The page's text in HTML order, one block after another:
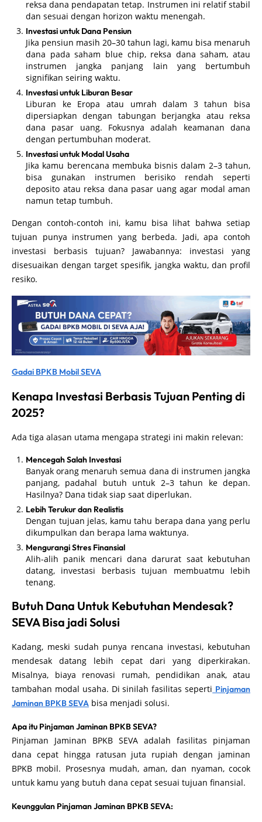
reksa dana pendapatan tetap. Instrumen ini relatif stabil
dan sesuai dengan horizon waktu menengah.
Investasi untuk Dana Pensiun
Jika pensiun masih 20–30 tahun lagi, kamu bisa menaruh
dana pada saham blue chip, reksa dana saham, atau
instrumen jangka panjang lain yang bertumbuh
signifikan seiring waktu.
Investasi untuk Liburan Besar
Liburan ke Eropa atau umrah dalam 3 tahun bisa
dipersiapkan dengan tabungan berjangka atau reksa
dana pasar uang. Fokusnya adalah keamanan dana
dengan pertumbuhan moderat.
Investasi untuk Modal Usaha
Jika kamu berencana membuka bisnis dalam 2–3 tahun,
bisa gunakan instrumen berisiko rendah seperti
deposito atau reksa dana pasar uang agar modal aman
namun tetap tumbuh.
Dengan contoh-contoh ini, kamu bisa lihat bahwa setiap
tujuan punya instrumen yang berbeda. Jadi, apa contoh
investasi berbasis tujuan? Jawabannya: investasi yang
disesuaikan dengan target spesifik, jangka waktu, dan profil
resiko.
Gadai BPKB Mobil SEVA
Kenapa Investasi Berbasis Tujuan Penting di
2025?
Ada tiga alasan utama mengapa strategi ini makin relevan:
Mencegah Salah Investasi
Banyak orang menaruh semua dana di instrumen jangka
panjang, padahal butuh untuk 2–3 tahun ke depan.
Hasilnya? Dana tidak siap saat diperlukan.
Lebih Terukur dan Realistis
Dengan tujuan jelas, kamu tahu berapa dana yang perlu
dikumpulkan dan berapa lama waktunya.
Mengurangi Stres Finansial
Alih-alih panik mencari dana darurat saat kebutuhan
datang, investasi berbasis tujuan membuatmu lebih
tenang.
Butuh Dana Untuk Kebutuhan Mendesak?
SEVA Bisa jadi Solusi
Kadang, meski sudah punya rencana investasi, kebutuhan
mendesak datang lebih cepat dari yang diperkirakan.
Misalnya, biaya renovasi rumah, pendidikan anak, atau
tambahan modal usaha. Di sinilah fasilitas seperti Pinjaman
Jaminan BPKB SEVA bisa menjadi solusi.
Apa itu Pinjaman Jaminan BPKB SEVA?
Pinjaman Jaminan BPKB SEVA adalah fasilitas pinjaman
dana cepat hingga ratusan juta rupiah dengan jaminan
BPKB mobil. Prosesnya mudah, aman, dan nyaman, cocok
untuk kamu yang butuh dana cepat sesuai tujuan finansial.
Keunggulan Pinjaman Jaminan BPKB SEVA: